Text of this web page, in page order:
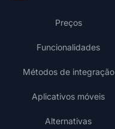
Preços
Funcionalidades
Métodos de integração
Aplicativos móveis
Alternativas